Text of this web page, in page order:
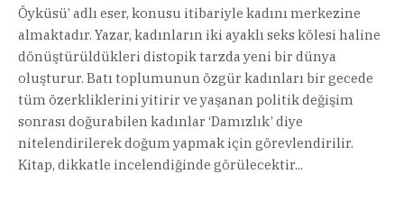
Öyküsü’ adlı eser, konusu itibariyle kadını merkezine
almaktadır. Yazar, kadınların iki ayaklı seks kölesi haline
dönüştürüldükleri distopik tarzda yeni bir dünya
oluşturur. Batı toplumunun özgür kadınları bir gecede
tüm özerkliklerini yitirir ve yaşanan politik değişim
sonrası doğurabilen kadınlar ‘Damızlık’ diye
nitelendirilerek doğum yapmak için görevlendirilir.
Kitap, dikkatle incelendiğinde görülecektir...